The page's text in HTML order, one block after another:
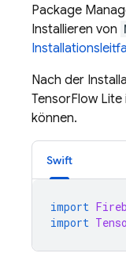
Package
Installieren von
Nach der
TensorFlow
können.
Swift
import
import